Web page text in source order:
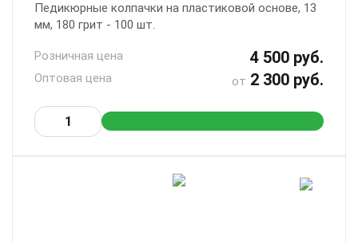
Педикюрные колпачки на пластиковой основе, 13
мм, 180 грит - 100 шт.
Розничная цена 4 500 руб.
Оптовая цена от 2 300 руб.